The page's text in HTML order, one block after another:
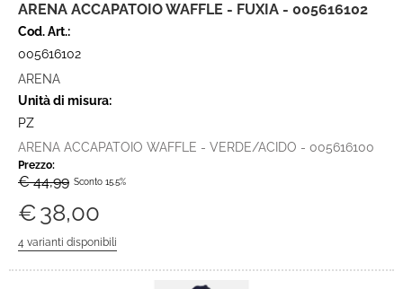
ARENA ACCAPATOIO WAFFLE - FUXIA - 005616102
Cod. Art.:
005616102
ARENA
Unità di misura:
PZ
ARENA ACCAPATOIO WAFFLE - VERDE/ACIDO - 005616100
Prezzo:
€ 44,99 Sconto 15.5%
€38,00